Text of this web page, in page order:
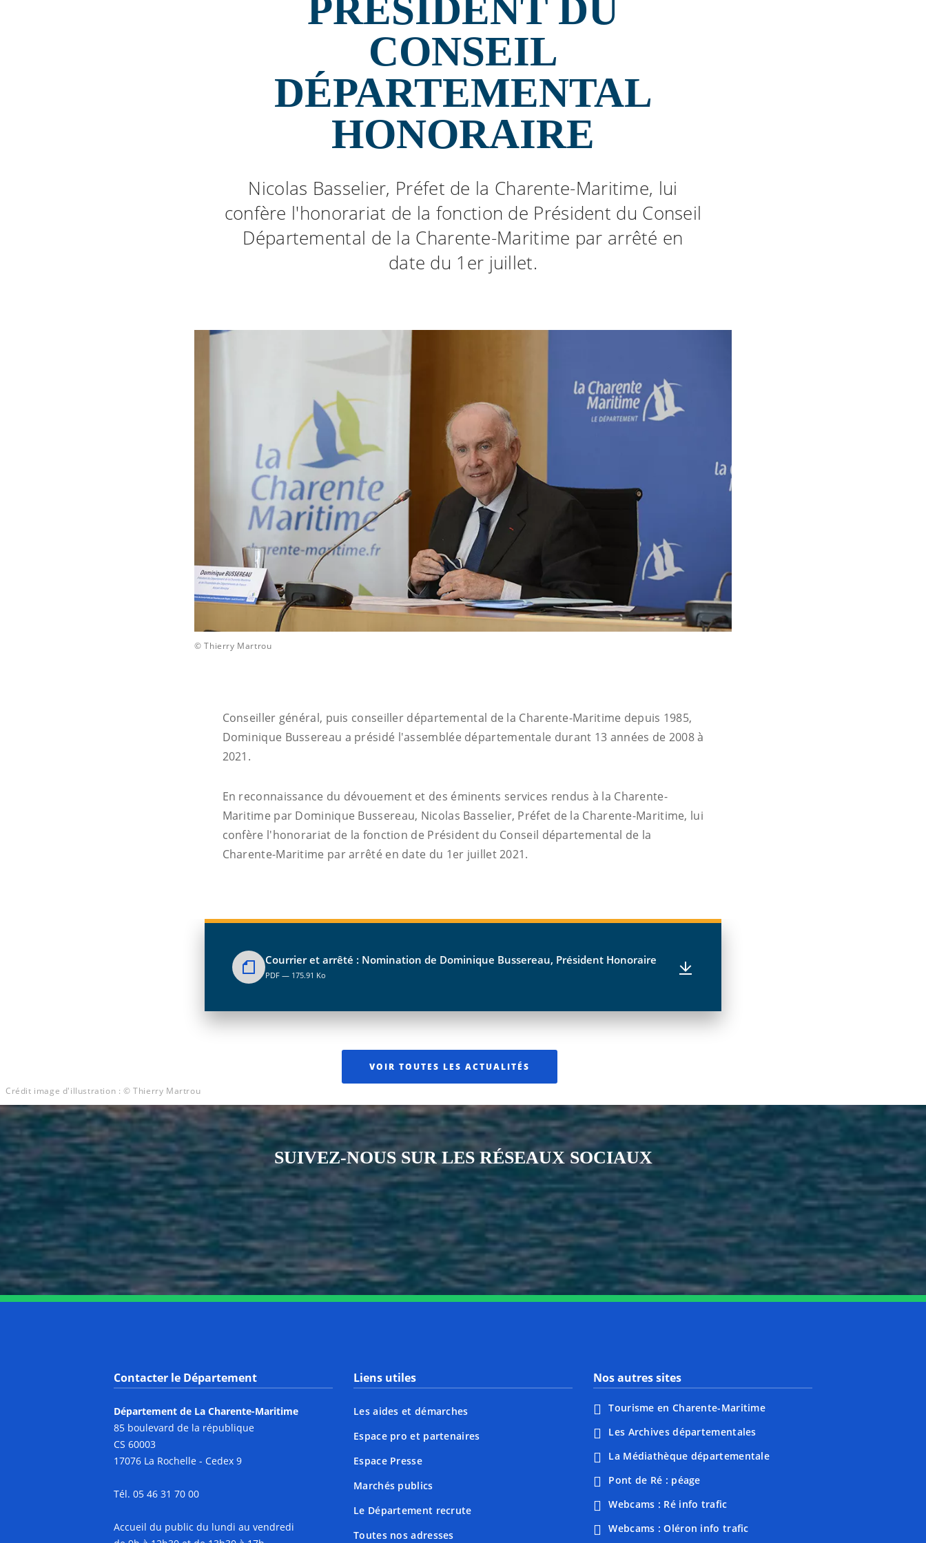
PRÉSIDENT DU
CONSEIL
DÉPARTEMENTAL
HONORAIRE
Nicolas Basselier, Préfet de la Charente-Maritime, lui
confère l'honorariat de la fonction de Président du Conseil
Départemental de la Charente-Maritime par arrêté en
date du 1er juillet.
© Thierry Martrou
Conseiller général, puis conseiller départemental de la Charente-Maritime depuis 1985,
Dominique Bussereau a présidé l'assemblée départementale durant 13 années de 2008 à
2021.
En reconnaissance du dévouement et des éminents services rendus à la Charente-
Maritime par Dominique Bussereau, Nicolas Basselier, Préfet de la Charente-Maritime, lui
confère l'honorariat de la fonction de Président du Conseil départemental de la
Charente-Maritime par arrêté en date du 1er juillet 2021.
Courrier et arrêté : Nomination de Dominique Bussereau, Président Honoraire
PDF — 175.91 Ko
VOIR TOUTES LES ACTUALITÉS
Crédit image d'illustration : © Thierry Martrou
SUIVEZ-NOUS SUR LES RÉSEAUX SOCIAUX
Notre page Instagram
Notre page Facebook
Notre page XNotre page Tiktok
Notre page Linkedin
Notre page Youtube
Contacter le Département
Département de La Charente-Maritime
85 boulevard de la république
CS 60003
17076 La Rochelle - Cedex 9
Tél. 05 46 31 70 00
Accueil du public du lundi au vendredi
Liens utiles
Les aides et démarches
Espace pro et partenaires
Espace Presse
Marchés publics
Le Département recrute
Toutes nos adresses
Nos autres sites
Tourisme en Charente-Maritime
Les Archives départementales
La Médiathèque départementale
Pont de Ré : péage
Webcams : Ré info trafic
Webcams : Oléron info trafic